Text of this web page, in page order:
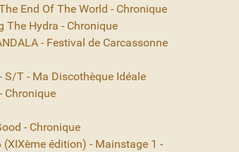
End Of The World - Chronique
The Hydra - Chronique
- Festival de Carcassonne
S/T - Ma Discothèque Idéale
Chronique
- Chronique
(XIXème édition) - Mainstage 1 -